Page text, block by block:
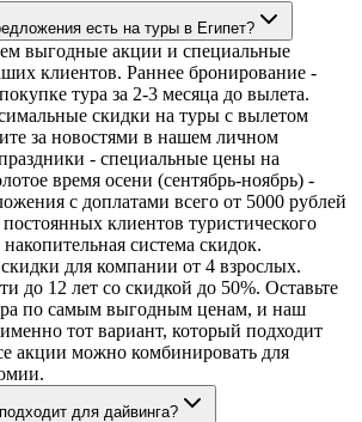
есть на туры в Египет?
выгодные акции и специальные
клиентов. Раннее бронирование -
тура за 2-3 месяца до вылета.
скидки на туры с вылетом
за новостями в нашем личном
- специальные цены на
время осени (сентябрь-ноябрь) -
с доплатами всего от 5000 рублей
клиентов туристического
накопительная система скидок.
для компании от 4 взрослых.
до 12 лет со скидкой до 50%. Оставьте
по самым выгодным ценам, и наш
тот вариант, который подходит
акции можно комбинировать для
для дайвинга?